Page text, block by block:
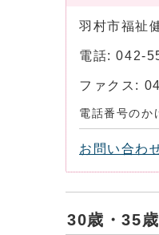
羽村市福祉
電話: 042-
ファクス:
電話番号のか
お問い合わ
30歳・35